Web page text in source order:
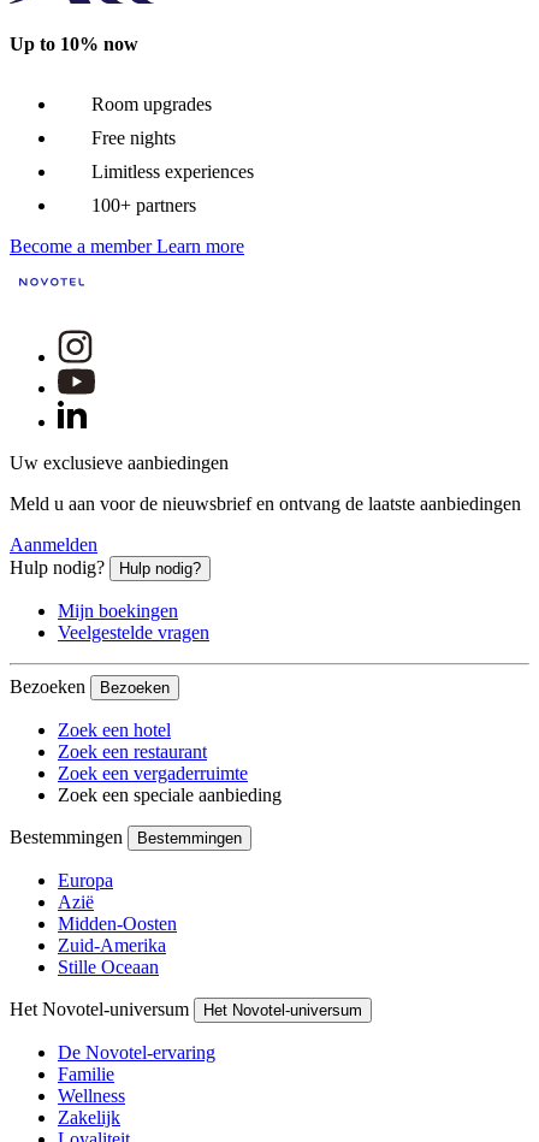
Up to 10% now
Room upgrades
Free nights
Limitless experiences
100+ partners
Become a member Learn more
Uw exclusieve aanbiedingen
Meld u aan voor de nieuwsbrief en ontvang de laatste aanbiedingen
Aanmelden
Hulp nodig?
Hulp nodig?
Mijn boekingen
Veelgestelde vragen
Bezoeken Bezoeken
Zoek een hotel
Zoek een restaurant
Zoek een vergaderruimte
Zoek een speciale aanbieding
Bestemmingen Bestemmingen
Europa
Azië
Midden-Oosten
Zuid-Amerika
Stille Oceaan
Het Novotel-universum Het Novotel-universum
De Novotel-ervaring
Familie
Wellness
Zakelijk